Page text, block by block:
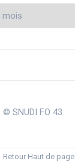
© SNUDI FO 43
Retour Haut de page